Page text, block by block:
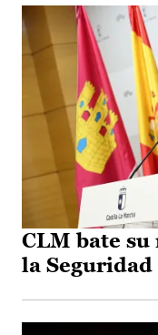
CLM bate
la Seguridad